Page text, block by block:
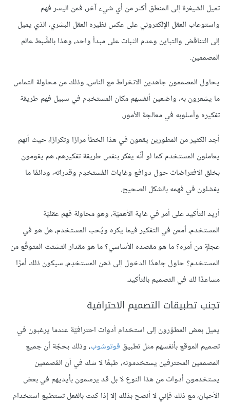
تميل الشيفرة إلى المنطق أكثر من أي شيء آخر، فمن اليسر فهم
واستوعاب العقل الإلكتروني على عكس نظيره العقل البشري، الذي يميل
إلى التناقض والتباين وعدم الثبات على مبدأ واحد، وهذا بالضَّبط عالم
المصممين.
يحاول المصممون جاهدين الانخراط مع الناس، وذلك من محاولة التماس
ما يشعرون به، واضعين أنفسهم مكان المستخدِم في سبيل فهم طريقة
تفكيره وأسلوبه في معالجة الأمور.
أجد الكثير من المطورين يقعون في هذا الخطأ مرارًا وتكرارًا، حيث أنهم
يعاملون المستخدم كما لو أنّه يفكر بنفس طريقة تفكيرهم، هم يقومون
بخلق الافتراضات حول دوافع وغايات المُستخدِم وقدراته، ودائمًا ما
يفشلون في فهمه بالشكل الصحيح.
أريد التأكيد على أمر في غاية الأهميّة، وهو محاولة فهم عقليّة
المستخدم، أمعن في التفكير فيما يكره ويُحب المستخدم، هل هو في
عجلةٍ من أمره؟ ما هو مقصده الأساسي؟ ما هو مقدار التشتت المتوقّع من
المستخدم؟ حاول جاهدًا الدخول إلى ذهن المستخدِم، سيكون ذلك أمرًا
مساعدًا لك في التصميم بالتأكيد.
تجنب تطبيقات التصميم الاحترافية
يميل بعض المطوّرون إلى استخدام أدوات احترافيّة عندما يرغبون في
تصميم الموقع بأنفسهم مثل تطبيق فوتوشوب، وذلك بحجّة أن جميع
المصممين المحترفين يستخدمونه، طبعًا لا شك في أن المُصممين
يستخدمون أدوات من هذا النوع لا بل قد يرسمون بأيديهم في بعض
الأحيان، مع ذلك فإني لا أنصح بذلك إلا إذا كنت بالفعل تستطيع استخدام